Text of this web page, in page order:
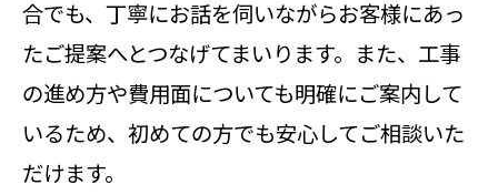
合でも、丁寧にお話を伺いながらお客様にあっ
たご提案へとつなげてまいります。また、工事
の進め方や費用面についても明確にご案内して
いるため、初めての方でも安心してご相談いた
だけます。